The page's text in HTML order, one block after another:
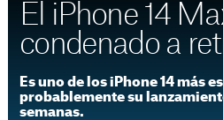
El iPhone 14
condenado a
Es uno de los iPhone 14 más
probablemente su
semanas.